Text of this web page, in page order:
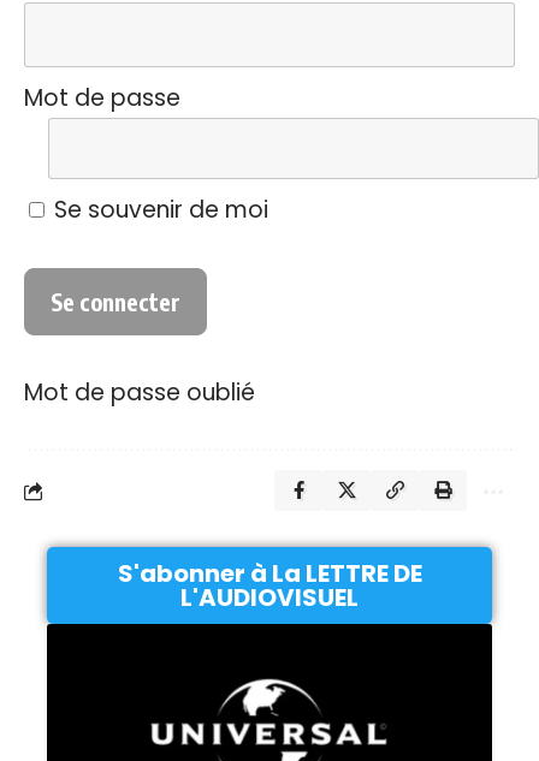
Mot de passe
Se souvenir de moi
Mot de passe oublié
S'abonner à La LETTRE DE
L'AUDIOVISUEL